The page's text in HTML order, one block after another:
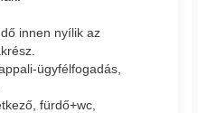
innen nyílik az
ügyfélfogadás,
fürdő+wc,